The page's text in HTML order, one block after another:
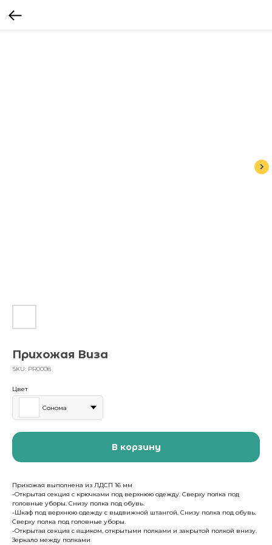
Прихожая Виза
SKU: PR0008
Цвет
Сонома
В корзину
Прихожая выполнена из ЛДСП 16 мм
-Открытая секция с крючками под верхнюю одежду. Сверху полка под
головные уборы. Снизу полка под обувь.
-Шкаф под верхнюю одежду с выдвижной штангой. Снизу полка под обувь.
Сверху полка под головные уборы.
-Открытая секция с ящиком, открытыми полками и закрытой полкой внизу.
Зеркало между полками